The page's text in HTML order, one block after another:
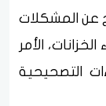
عن المشكلات
الأمر
التصحيحية